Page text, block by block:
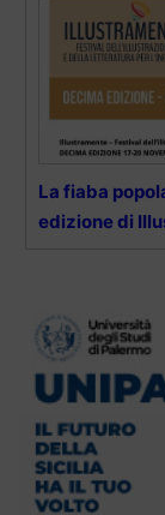
La fiaba
edizione di